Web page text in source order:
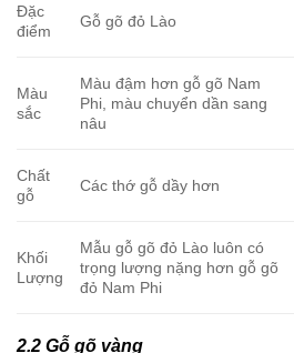
Đặc
điểm
Gỗ gõ đỏ Lào
Màu
sắc
Màu đậm hơn gỗ gõ Nam
Phi, màu chuyển dần sang
nâu
Chất
gỗ
Các thớ gỗ dầy hơn
Khối
Lượng
Mẫu gỗ gõ đỏ Lào luôn có
trọng lượng nặng hơn gỗ gõ
đỏ Nam Phi
2.2 Gỗ gõ vàng